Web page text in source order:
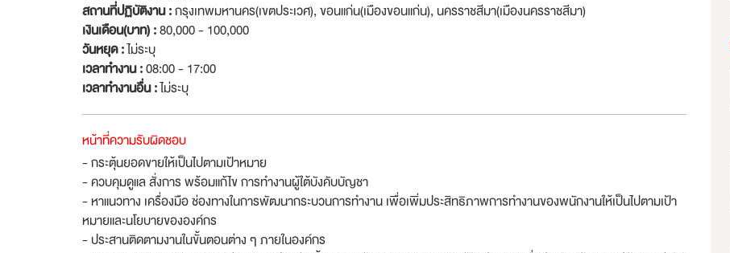
สถานที่ปฏิบัติงาน :กรุงเทพมหานคร(เขตประเวศ), ขอนแก่น(เมืองขอนแก่น), นครราชสีมา(เมืองนครราชสีมา)
เงินเดือน(บาท) :80,000 - 100,000
วันหยุด :ไม่ระบุ
เวลาทำงาน :08:00 - 17:00
เวลาทำงานอื่น :ไม่ระบุ
หน้าที่ความรับผิดชอบ
- กระตุ้นยอดขายให้เป็นไปตามเป้าหมาย
- ควบคุมดูแล สั่งการ พร้อมแก้ไข การทำงานผู้ใต้บังคับบัญชา
- หาแนวทาง เครื่องมือ ช่องทางในการพัฒนากระบวนการทำงาน เพื่อเพิ่มประสิทธิภาพการทำงานของพนักงานให้เป็นไปตามเป้า
หมายและนโยบายขององค์กร
- ประสานติดตามงานในขั้นตอนต่าง ๆ ภายในองค์กร